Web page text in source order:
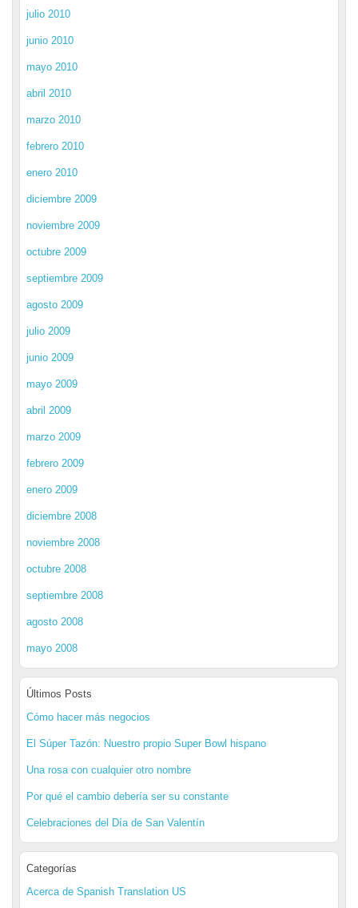
julio 2010
junio 2010
mayo 2010
abril 2010
marzo 2010
febrero 2010
enero 2010
diciembre 2009
noviembre 2009
octubre 2009
septiembre 2009
agosto 2009
julio 2009
junio 2009
mayo 2009
abril 2009
marzo 2009
febrero 2009
enero 2009
diciembre 2008
noviembre 2008
octubre 2008
septiembre 2008
agosto 2008
mayo 2008
Últimos Posts
Cómo hacer más negocios
El Súper Tazón: Nuestro propio Super Bowl hispano
Una rosa con cualquier otro nombre
Por qué el cambio debería ser su constante
Celebraciones del Día de San Valentín
Categorías
Acerca de Spanish Translation US